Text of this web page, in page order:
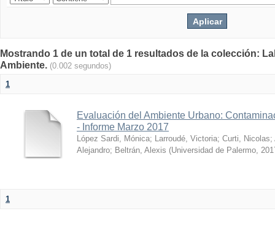
Mostrando 1 de un total de 1 resultados de la colección:
Ambiente. (0.002 segundos)
1
Evaluación del Ambiente Urbano:
- Informe Marzo 2017
López Sardi, Mónica; Larroudé, Victoria; Curti, Nicolas;
Alejandro; Beltrán, Alexis (Universidad de Palermo,
1